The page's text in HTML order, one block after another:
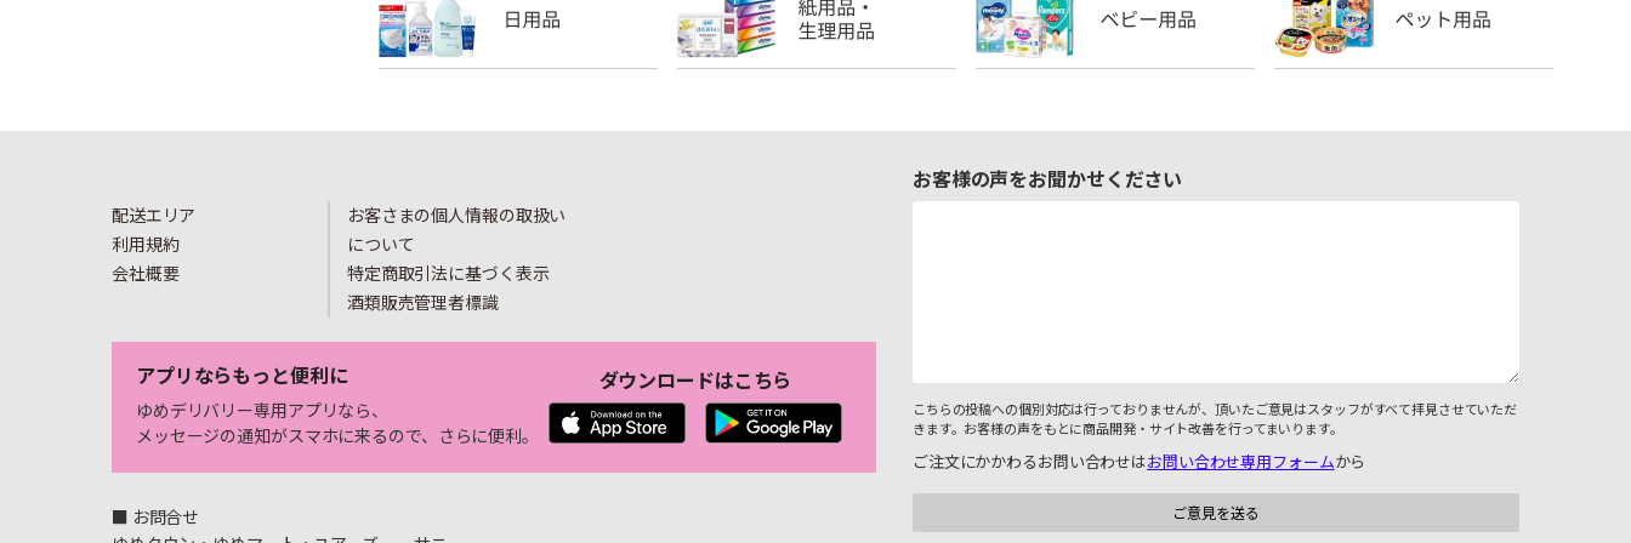
配送エリア
利用規約
会社概要
お客さまの個人情報の取扱い
について
特定商取引法に基づく表示
酒類販売管理者標識
アプリならもっと便利に
ゆめデリバリー専用アプリなら、
メッセージの通知がスマホに来るので、さらに便利。
ダウンロードはこちら
■ お問合せ
お客様の声をお聞かせください
こちらの投稿への個別対応は行っておりませんが、頂いたご意見はスタッフがすべて拝見させていただ
きます。お客様の声をもとに商品開発・サイト改善を行ってまいります。
ご注文にかかわるお問い合わせはお問い合わせ専用フォームから